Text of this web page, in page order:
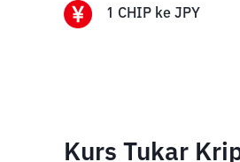
1 CHIP ke JPY
Kurs Tukar